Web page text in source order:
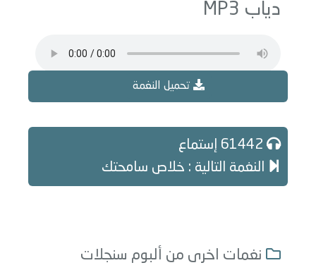
دياب MP3
تحميل النغمة
النغمة التالية : خلاص سامحتك
نغمات اخرى من ألبوم سنجلات